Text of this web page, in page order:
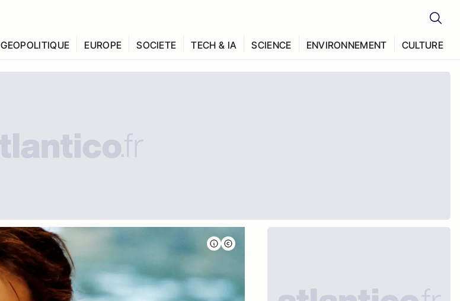
GEOPOLITIQUE EUROPE SOCIETE TECH & IA SCIENCE ENVIRONNEMENT CULTURE